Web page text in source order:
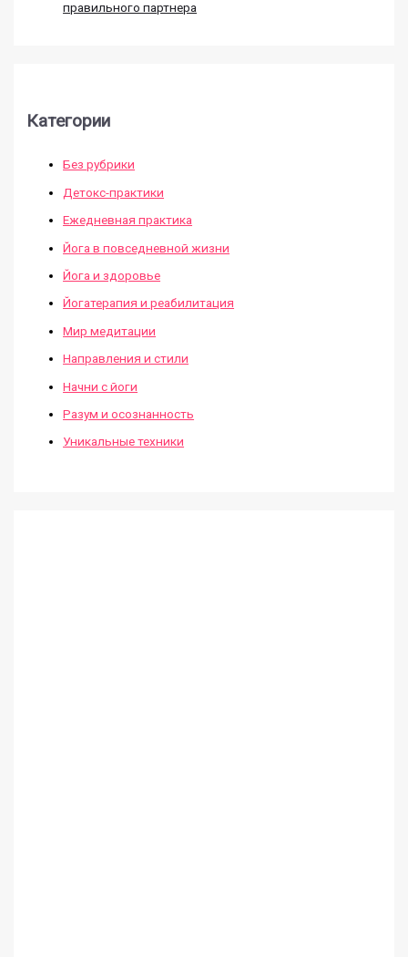
правильного партнера
Категории
Без рубрики
Детокс-практики
Ежедневная практика
Йога в повседневной жизни
Йога и здоровье
Йогатерапия и реабилитация
Мир медитации
Направления и стили
Начни с йоги
Разум и осознанность
Уникальные техники